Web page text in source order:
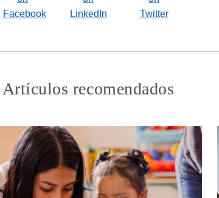
Artículos recomendados